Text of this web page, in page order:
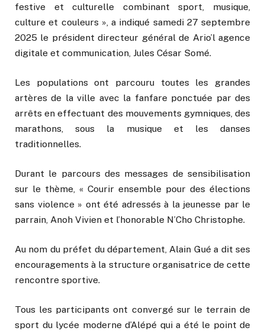
festive et culturelle combinant sport, musique,
culture et couleurs », a indiqué samedi 27 septembre
2025 le président directeur général de Ario’l agence
digitale et communication, Jules César Somé.
Les populations ont parcouru toutes les grandes
artères de la ville avec la fanfare ponctuée par des
arrêts en effectuant des mouvements gymniques, des
marathons, sous la musique et les danses
traditionnelles.
Durant le parcours des messages de sensibilisation
sur le thème, « Courir ensemble pour des élections
sans violence » ont été adressés à la jeunesse par le
parrain, Anoh Vivien et l’honorable N’Cho Christophe.
Au nom du préfet du département, Alain Gué a dit ses
encouragements à la structure organisatrice de cette
rencontre sportive.
Tous les participants ont convergé sur le terrain de
sport du lycée moderne d’Alépé qui a été le point de